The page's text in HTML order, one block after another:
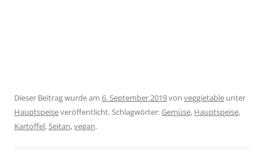
Dieser Beitrag wurde am 6. September 2019von veggietable unter
Hauptspeiseveröffentlicht. Schlagwörter:Gemüse, Hauptspeise,
Kartoffel,Seitan,vegan.